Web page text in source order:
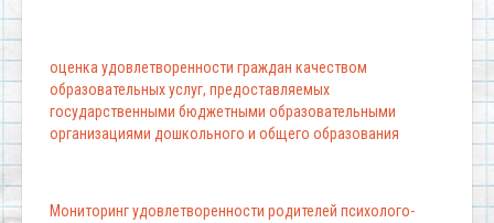
оценка удовлетворенности граждан качеством
образовательных услуг, предоставляемых
государственными бюджетными образовательными
организациями дошкольного и общего образования
Мониторинг удовлетворенности родителей психолого-